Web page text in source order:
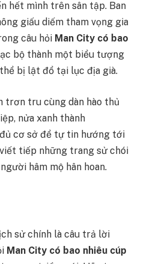
hết mình trên sân tập. Ban
giấu diếm tham vọng gia
câu hỏi Man City có bao
bộ thành một biểu tượng
bị lật đổ tại lục địa già.
trơn tru cùng dàn hào thủ
nửa xanh thành
cơ sở để tự tin hướng tới
tiếp những trang sử chói
hâm mộ hân hoan.
sử chính là câu trả lời
Man City có bao nhiêu cúp